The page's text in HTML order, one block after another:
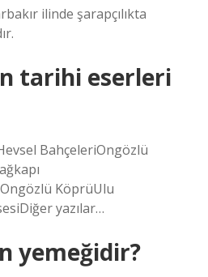
ilinde şarapçılıkta
tarihi eserleri
BahçeleriOngözlü
KöprüUlu
yazılar…
yemeğidir?